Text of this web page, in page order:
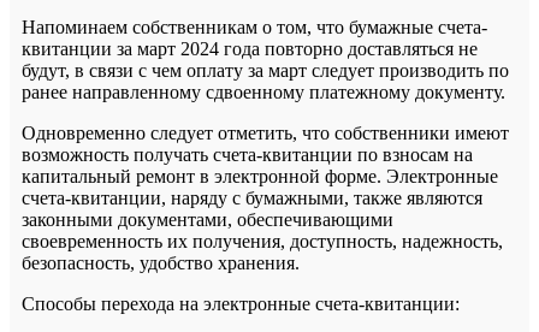
Напоминаем собственникам о том, что бумажные счета-
квитанции за март 2024 года повторно доставляться не
будут, в связи с чем оплату за март следует производить по
ранее направленному сдвоенному платежному документу.
Одновременно следует отметить, что собственники имеют
возможность получать счета-квитанции по взносам на
капитальный ремонт в электронной форме. Электронные
счета-квитанции, наряду с бумажными, также являются
законными документами, обеспечивающими
своевременность их получения, доступность, надежность,
безопасность, удобство хранения.
Способы перехода на электронные счета-квитанции: